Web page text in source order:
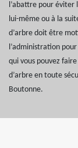
l’abattre pour éviter
lui-même ou à la
d’arbre doit être
l’administration
qui vous pouvez
d’arbre en toute
Boutonne.